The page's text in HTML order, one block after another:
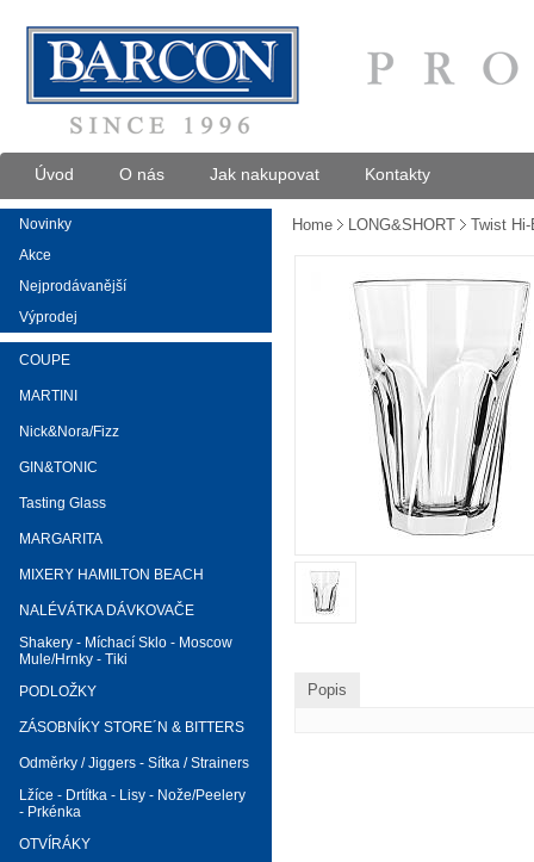
Úvod O nás Jak nakupovat Kontakty
Novinky
Akce
Nejprodávanější
Výprodej
COUPE
MARTINI
Nick&Nora/Fizz
GIN&TONIC
Tasting Glass
MARGARITA
MIXERY HAMILTON BEACH
NALÉVÁTKA DÁVKOVAČE
Shakery - Míchací Sklo - Moscow
Mule/Hrnky - Tiki
PODLOŽKY
ZÁSOBNÍKY STORE´N & BITTERS
Odměrky / Jiggers - Sítka / Strainers
Lžíce - Drtítka - Lisy - Nože/Peelery
- Prkénka
OTVÍRÁKY
Home LONG&SHORT Twist Hi-
Popis